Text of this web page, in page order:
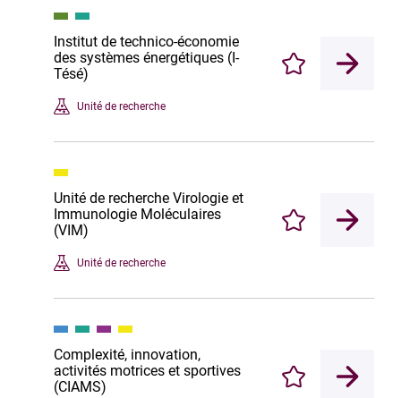
Institut de technico-économie
des systèmes énergétiques (I-
Tésé)
Unité de recherche
Enregistrer
Unité de recherche Virologie et
Immunologie Moléculaires
(VIM)
Unité de recherche
Enregistrer
Complexité, innovation,
activités motrices et sportives
(CIAMS)
Enregistrer